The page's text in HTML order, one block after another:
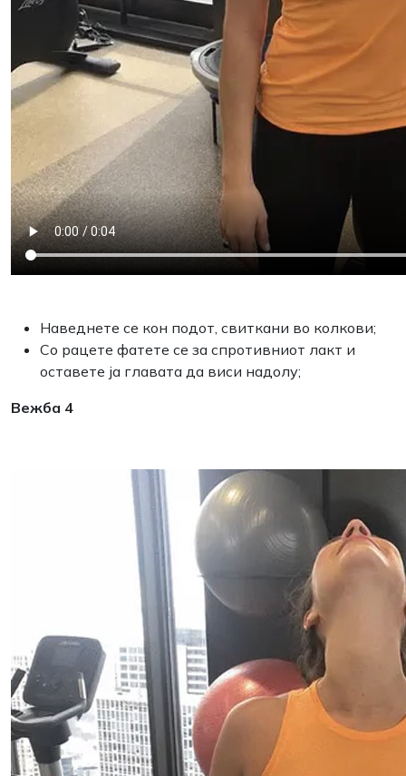
Наведнете се кон подот, свиткани во колкови;
Со рацете фатете се за спротивниот лакт и
оставете ја главата да виси надолу;
Вежба 4